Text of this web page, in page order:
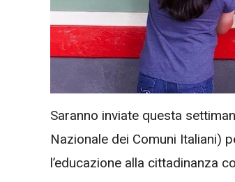
Saranno inviate questa
Nazionale dei Comuni Italiani)
l’educazione alla cittadinanza